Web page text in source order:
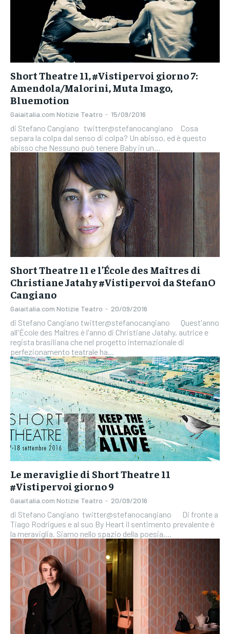
Short Theatre 11, #Vistipervoi giorno 7:
Amendola/Malorini, Muta Imago,
Bluemotion
Gaiaitalia.com Notizie Teatro - 15/09/2016
di Stefano Cangiano twitter@stefanocangiano Cosa
separa la colpa dal senso di colpa? Un abisso, ed è questo
abisso che Nessuno può tenere Baby in un...
Short Theatre 11 e l’École des Maîtres di
Christiane Jatahy #Vistipervoi da StefanO
Cangiano
Gaiaitalia.com Notizie Teatro - 20/09/2016
di Stefano Cangiano twitter@stefanocangiano Quest'anno
all'École des Maîtres è l'anno di Christiane Jatahy, autrice e
regista brasiliana che nel progetto internazionale di
perfezionamento teatrale ha...
Le meraviglie di Short Theatre 11
#Vistipervoi giorno 9
Gaiaitalia.com Notizie Teatro - 20/09/2016
di Stefano Cangiano twitter@stefanocangiano Di fronte a
Tiago Rodrigues e al suo By Heart il sentimento prevalente è
la meraviglia. Siamo nello spazio della poesia,...